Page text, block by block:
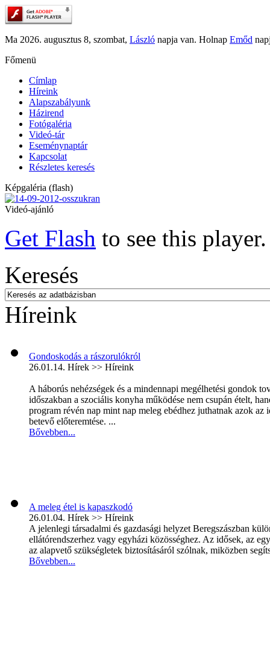
Ma 2026. augusztus 8, szombat, László napja van. Holnap Emőd
Főmenü
Címlap
Híreink
Alapszabályunk
Házirend
Fotógaléria
Videó-tár
Eseménynaptár
Kapcsolat
Részletes keresés
Képgaléria (flash)
Videó-ajánló
Get Flash to see this player.
Keresés
Híreink
Gondoskodás a rászorulókról
26.01.14. Hírek >> Híreink
A háborús nehézségek és a mindennapi megélhetési gondok
időszakban a szociális konyha működése nem csupán ételt,
program révén nap mint nap meleg ebédhez juthatnak azok
betevő előteremtése. ...
Bővebben...
A meleg étel is kapaszkodó
26.01.04. Hírek >> Híreink
A jelenlegi társadalmi és gazdasági helyzet Beregszászban
ellátórendszerhez vagy egyházi közösséghez. Az idősek, az
az alapvető szükségletek biztosításáról szólnak, miközben
Bővebben...